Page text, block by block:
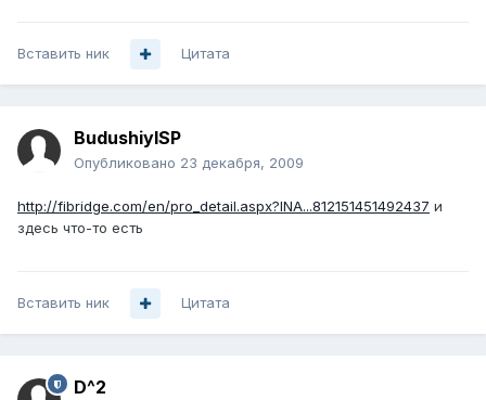
Вставить ник Цитата
BudushiyISP
Опубликовано 23 декабря, 2009
http://fibridge.com/en/pro_detail.aspx?INA...812151451492437 и
здесь что-то есть
Вставить ник Цитата
D^2